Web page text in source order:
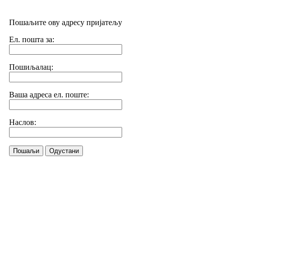
Пошаљите ову адресу пријатељу
Ел. пошта за:
Пошиљалац:
Ваша адреса ел. поште:
Наслов:
Пошаљи Одустани